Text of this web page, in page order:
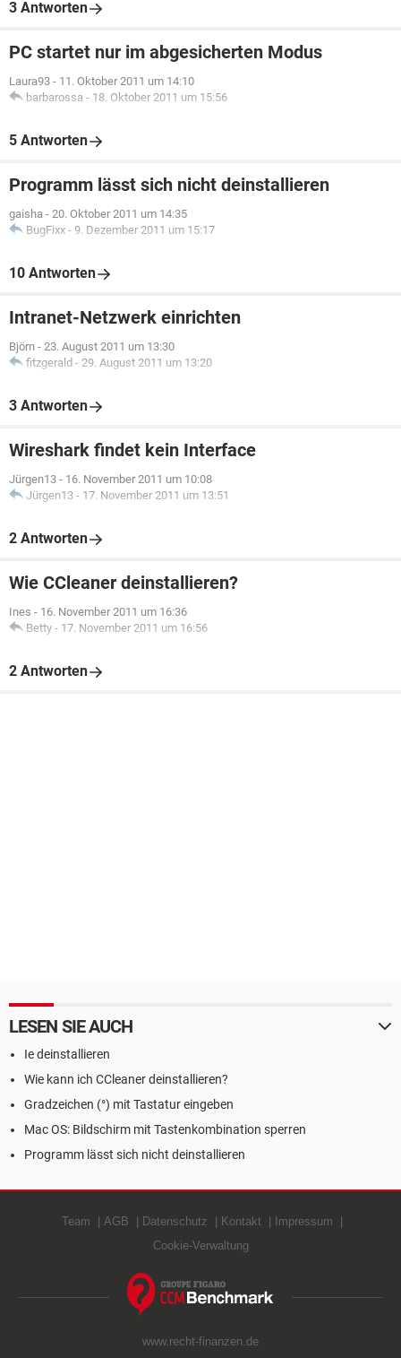
3 Antworten
PC startet nur im abgesicherten Modus
Laura93 - 11. Oktober 2011 um 14:10
barbarossa - 18. Oktober 2011 um 15:56
5 Antworten
Programm lässt sich nicht deinstallieren
gaisha - 20. Oktober 2011 um 14:35
BugFixx - 9. Dezember 2011 um 15:17
10 Antworten
Intranet-Netzwerk einrichten
Björn - 23. August 2011 um 13:30
fitzgerald - 29. August 2011 um 13:20
3 Antworten
Wireshark findet kein Interface
Jürgen13 - 16. November 2011 um 10:08
Jürgen13 - 17. November 2011 um 13:51
2 Antworten
Wie CCleaner deinstallieren?
Ines - 16. November 2011 um 16:36
Betty - 17. November 2011 um 16:56
2 Antworten
LESEN SIE AUCH
Ie deinstallieren
Wie kann ich CCleaner deinstallieren?
Gradzeichen (°) mit Tastatur eingeben
Mac OS: Bildschirm mit Tastenkombination sperren
Programm lässt sich nicht deinstallieren
Team AGB Datenschutz Kontakt
Impressum
Cookie-Verwaltung
www.recht-finanzen.de